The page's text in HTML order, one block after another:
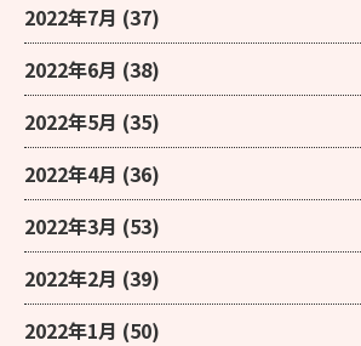
2022年7月 (37)
2022年6月 (38)
2022年5月 (35)
2022年4月 (36)
2022年3月 (53)
2022年2月 (39)
2022年1月 (50)